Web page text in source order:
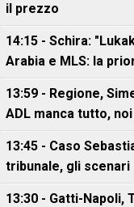
il prezzo
14:15 - Schira:
Arabia e MLS: la
13:59 - Regione,
ADL manca tutto,
13:45 - Caso
tribunale, gli scenari
13:30 - Gatti-